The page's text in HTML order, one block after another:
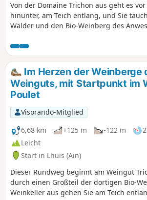
Von der Domaine Trichon aus geht es
hinunter, am Teich entlang, und Sie
Wälder und den Bio-Weinberg des
Abstieg und einen etwas
wenn Sie sich die Zeit nehmen, Ihre
beobachten und zu bewundern, werden
darin finden!
Im Herzen der Weinberge
Weinguts, mit Startpunkt im
Poulet
Visorando-Mitglied
6,68 km
+125 m -122 m
Leicht
Start in Lhuis (Ain)
Dieser Rundweg beginnt am Weingut
durch einen Großteil der dortigen Bio-
Weinkeller aus gehen Sie am Teich